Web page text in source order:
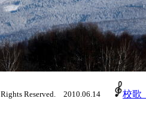
校歌
Reserved. 2010.06.14